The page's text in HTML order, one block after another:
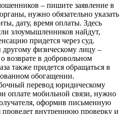
– пишите заявление в
нужно обязательно указать
дату, время оплаты. Здесь
злоумышленников найдут,
придется через суд.
другому физическому лицу –
возврате в добровольном
также придется обращаться в
обогащении.
перевод юридическому
оплате мобильной связи, нужно
оформив письменную
внутреннюю проверку и